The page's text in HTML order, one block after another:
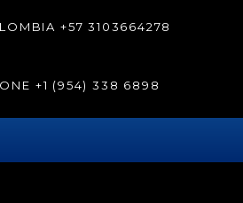
+57 3103664278
+1 (954) 338 6898